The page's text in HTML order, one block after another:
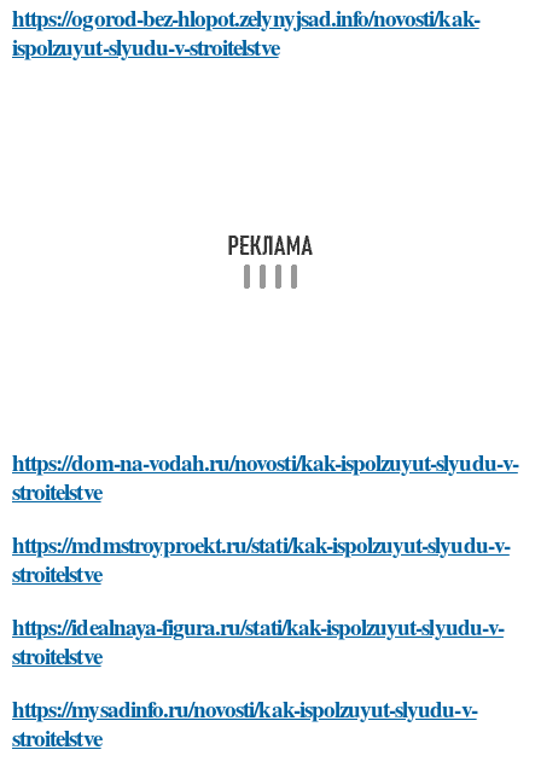
https://ogorod-bez-hlopot.zelynyjsad.info/novosti/kak-
ispolzuyut-slyudu-v-stroitelstve
https://dom-na-vodah.ru/novosti/kak-ispolzuyut-slyudu-v-
stroitelstve
https://mdmstroyproekt.ru/stati/kak-ispolzuyut-slyudu-v-
stroitelstve
https://idealnaya-figura.ru/stati/kak-ispolzuyut-slyudu-v-
stroitelstve
https://mysadinfo.ru/novosti/kak-ispolzuyut-slyudu-v-
stroitelstve